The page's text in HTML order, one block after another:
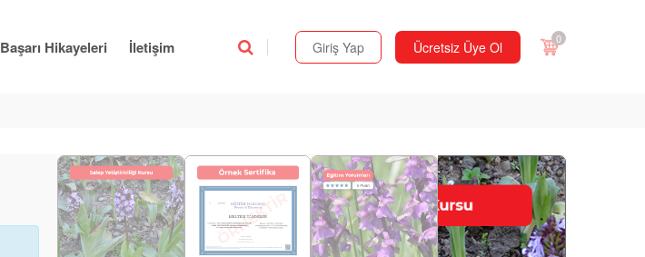
Başarı Hikayeleri İletişim Giriş Yap Ücretsiz Üye Ol 0